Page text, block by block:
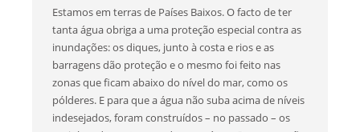
Estamos em terras de Países Baixos. O facto de ter
tanta água obriga a uma proteção especial contra as
inundações: os diques, junto à costa e rios e as
barragens dão proteção e o mesmo foi feito nas
zonas que ficam abaixo do nível do mar, como os
pólderes. E para que a água não suba acima de níveis
indesejados, foram construídos – no passado – os